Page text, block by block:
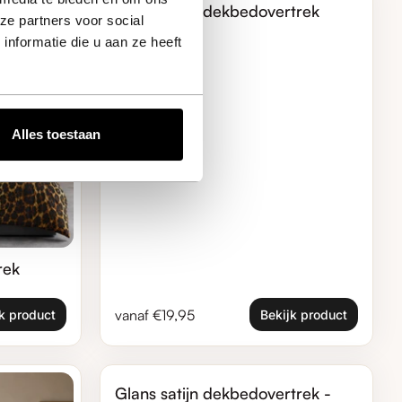
partners voor social
die u aan ze heeft
Alles toestaan
product
Glans satijn dekbedovertrek
blauw
Normale prijs
vanaf €19,95 Bekijk product
Glans satijn dekbedovertrek -